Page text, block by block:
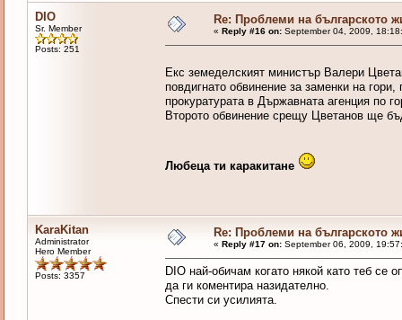
DIO
Sr. Member
Posts: 251
Re: Проблеми на българското
« Reply #16 on:September 04, 2009,
Екс земеделският министър Валери
повдигнато обвинение за заменки на
прокуратурата в Държавната агенция по
Второто обвинение срещу Цветанов ще
Любеца ти каракитане
KaraKitan
Administrator
Hero Member
Posts: 3357
Re: Проблеми на българското
« Reply #17 on:September 06, 2009,
DIO най-обичам когато някой като теб
да ги коментира назидателно.
Спести си усилията.